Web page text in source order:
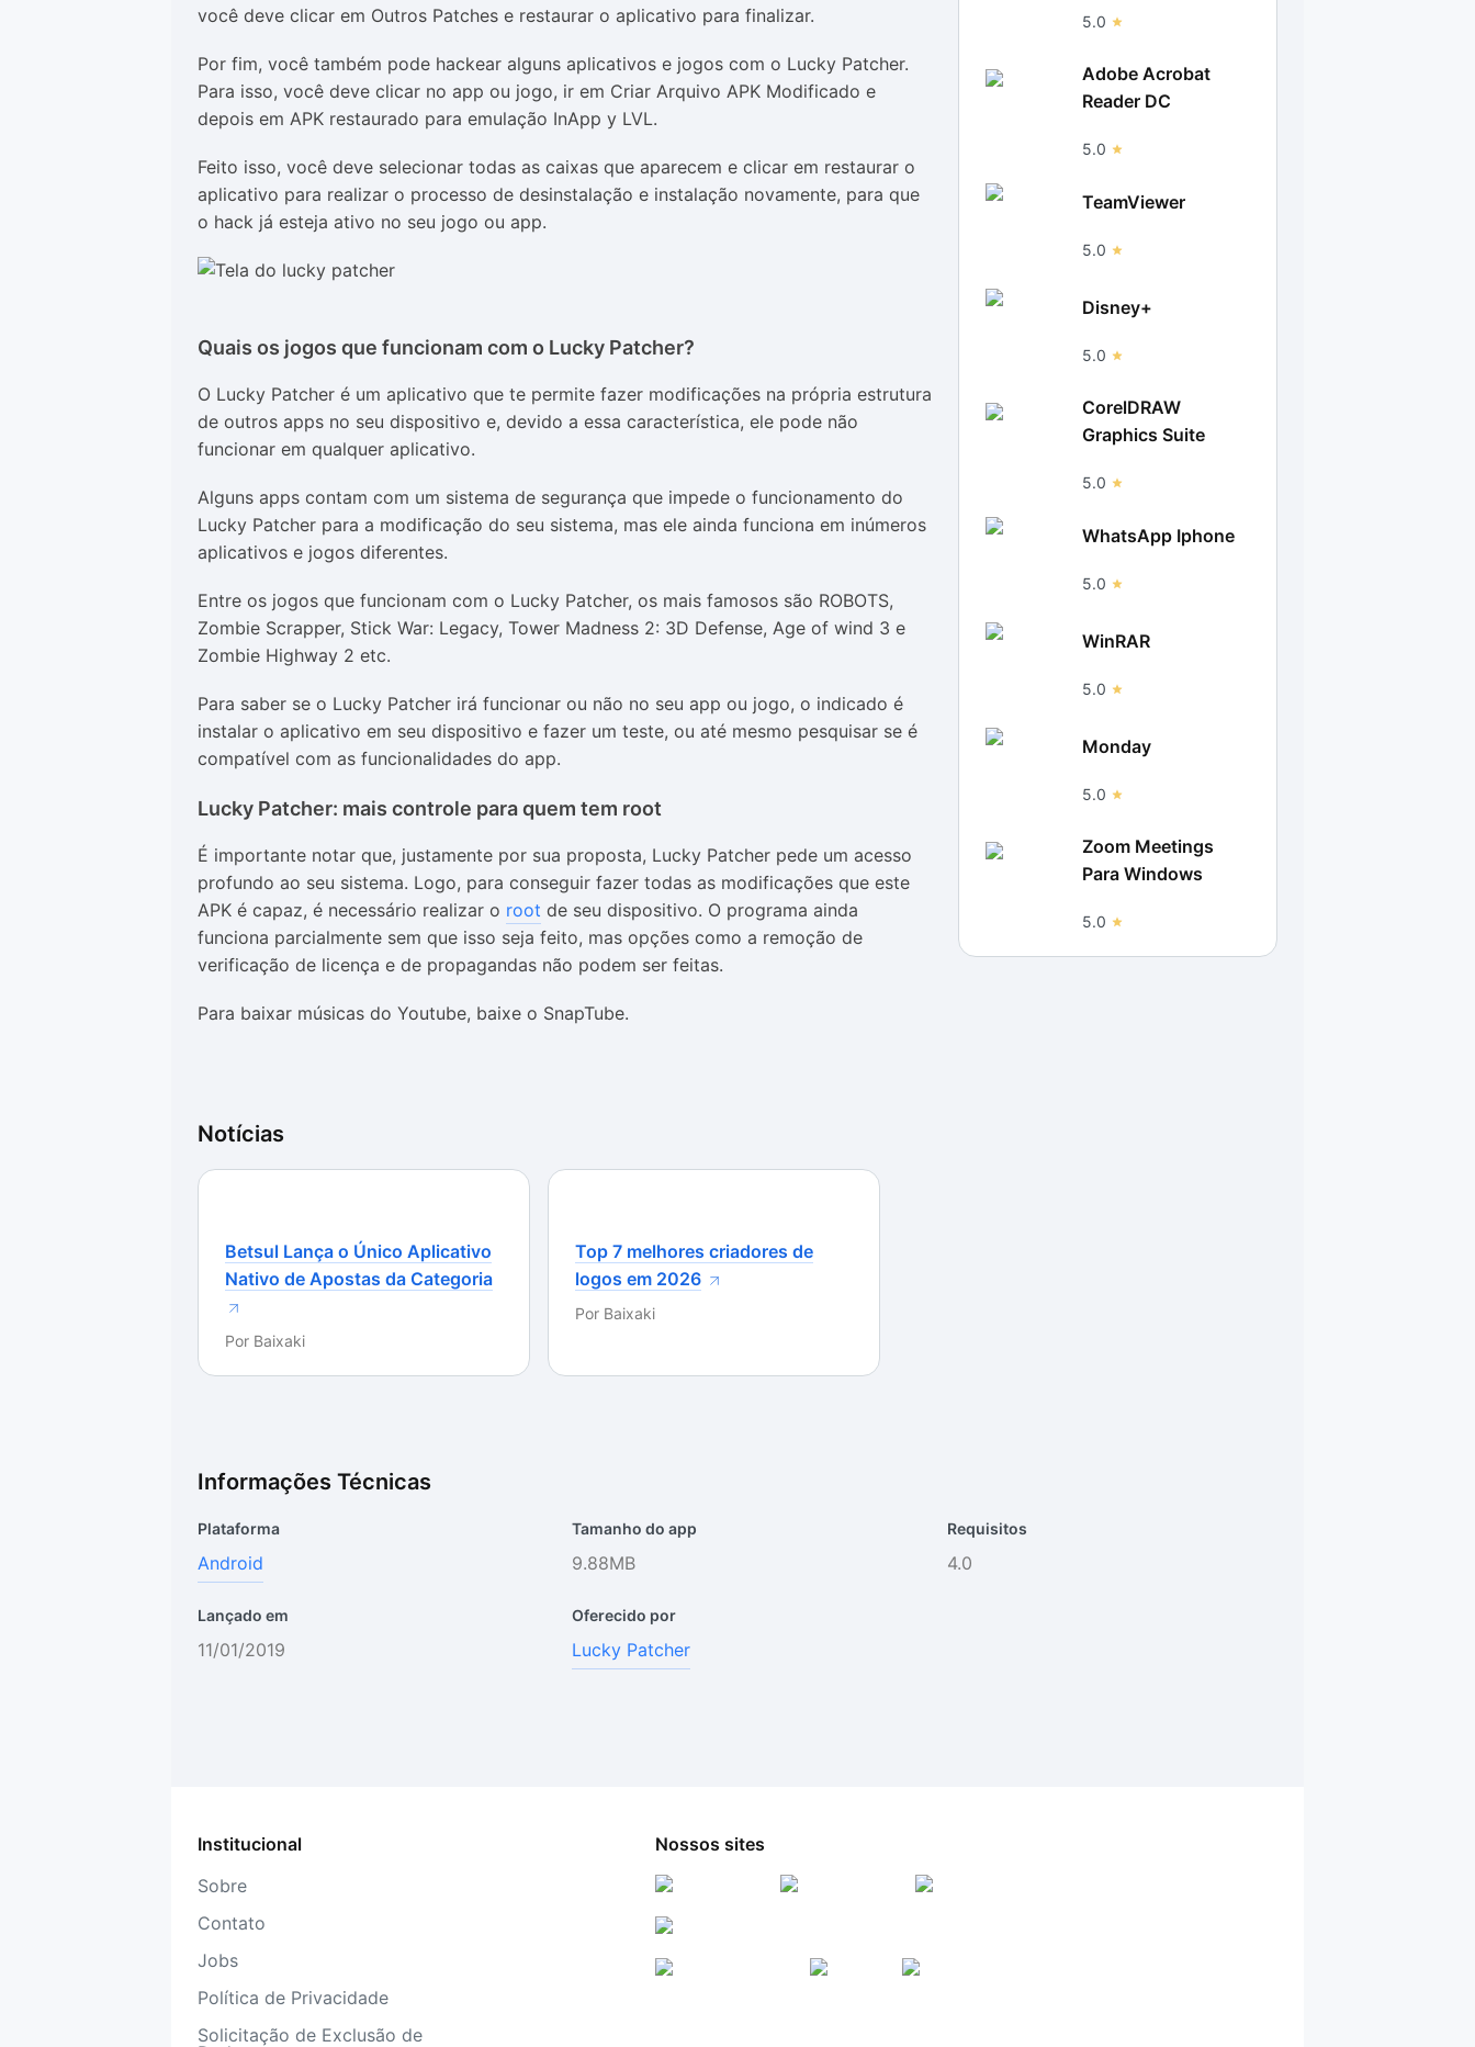
você deve clicar em Outros Patches e restaurar o aplicativo para finalizar.
Por fim, você também pode hackear alguns aplicativos e jogos com o Lucky Patcher.
Para isso, você deve clicar no app ou jogo, ir em Criar Arquivo APK Modificado e
depois em APK restaurado para emulação InApp y LVL.
Feito isso, você deve selecionar todas as caixas que aparecem e clicar em restaurar o
aplicativo para realizar o processo de desinstalação e instalação novamente, para que
o hack já esteja ativo no seu jogo ou app.
Quais os jogos que funcionam com o Lucky Patcher?
O Lucky Patcher é um aplicativo que te permite fazer modificações na própria estrutura
de outros apps no seu dispositivo e, devido a essa característica, ele pode não
funcionar em qualquer aplicativo.
Alguns apps contam com um sistema de segurança que impede o funcionamento do
Lucky Patcher para a modificação do seu sistema, mas ele ainda funciona em inúmeros
aplicativos e jogos diferentes.
Entre os jogos que funcionam com o Lucky Patcher, os mais famosos são ROBOTS,
Zombie Scrapper, Stick War: Legacy, Tower Madness 2: 3D Defense, Age of wind 3 e
Zombie Highway 2 etc.
Para saber se o Lucky Patcher irá funcionar ou não no seu app ou jogo, o indicado é
instalar o aplicativo em seu dispositivo e fazer um teste, ou até mesmo pesquisar se é
compatível com as funcionalidades do app.
Lucky Patcher: mais controle para quem tem root
É importante notar que, justamente por sua proposta, Lucky Patcher pede um acesso
profundo ao seu sistema. Logo, para conseguir fazer todas as modificações que este
APK é capaz, é necessário realizar o root de seu dispositivo. O programa ainda
funciona parcialmente sem que isso seja feito, mas opções como a remoção de
verificação de licença e de propagandas não podem ser feitas.
Para baixar músicas do Youtube, baixe o SnapTube.
Notícias
Betsul Lança o Único Aplicativo
Nativo de Apostas da Categoria
Por Baixaki
Top 7 melhores criadores de
logos em 2026
Por Baixaki
5.0
Adobe Acrobat
Reader DC
5.0
TeamViewer
5.0
Disney+
5.0
CorelDRAW
Graphics Suite
5.0
WhatsApp Iphone
5.0
WinRAR
5.0
Monday
5.0
Zoom Meetings
Para Windows
5.0
Informações Técnicas
Plataforma
Android
Tamanho do app
9.88MB
Requisitos
4.0
Lançado em
11/01/2019
Oferecido por
Lucky Patcher
Institucional
Sobre
Contato
Jobs
Política de Privacidade
Solicitação de Exclusão de
Nossos sites